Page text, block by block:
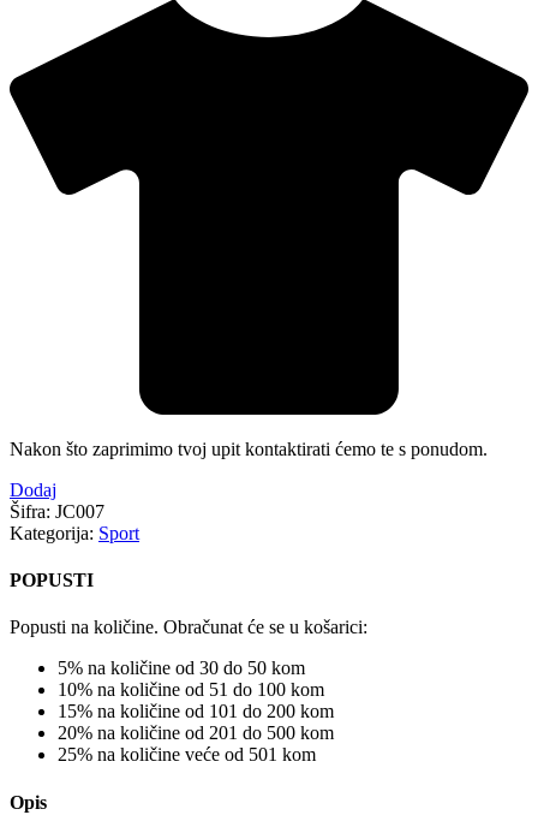
Nakon što zaprimimo tvoj upit kontaktirati ćemo te s ponudom.
Dodaj
Šifra: JC007
Kategorija: Sport
POPUSTI
Popusti na količine. Obračunat će se u košarici:
5% na količine od 30 do 50 kom
10% na količine od 51 do 100 kom
15% na količine od 101 do 200 kom
20% na količine od 201 do 500 kom
25% na količine veće od 501 kom
Opis